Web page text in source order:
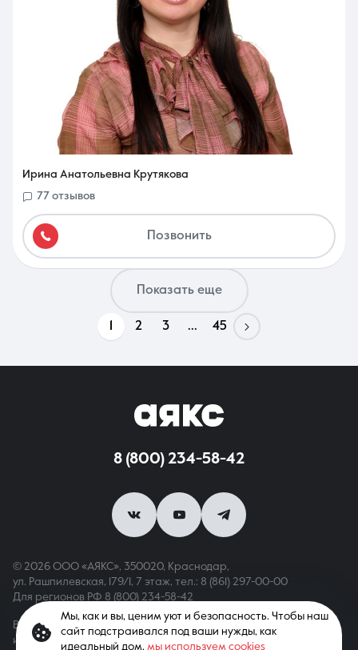
Ирина Анатольевна Крутякова
77 отзывов
Позвонить
Показать еще
2 3 ... 45
8 (800) 234-58-42
© 2026 ООО «АЯКС», 350020, Краснодар,
ул. Рашпилевская, 179/1, 7 этаж, тел.: 8 (861) 297-00-00
Для регионов РФ 8 (800) 234-58-42
Вся информация, опубликованная на сайте, носит только
информационный характер и не является публичной офертой,
Мы, как и вы, ценим уют и безопасность. Чтобы наш
сайт подстраивался под ваши нужды, как
идеальный дом, мы используем cookies